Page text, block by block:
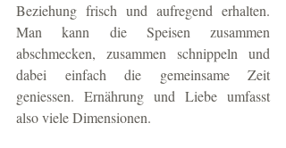
Beziehung frisch und aufregend erhalten.
Man kann die Speisen zusammen
abschmecken, zusammen schnippeln und
dabei einfach die gemeinsame Zeit
geniessen. Ernährung und Liebe umfasst
also viele Dimensionen.